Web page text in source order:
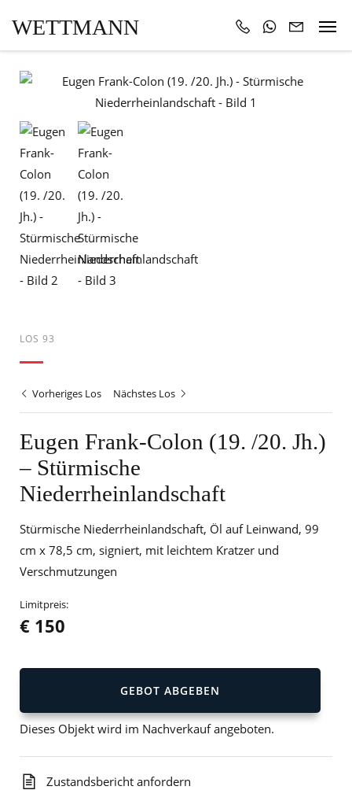
WETTMANN
LOS 93
Vorheriges Los Nächstes Los
Eugen Frank-Colon (19. /20. Jh.)
– Stürmische
Niederrheinlandschaft
Stürmische Niederrheinlandschaft, Öl auf Leinwand, 99
cm x 78,5 cm, signiert, mit leichtem Kratzer und
Verschmutzungen
Limitpreis:
€ 150
GEBOT ABGEBEN
Dieses Objekt wird im Nachverkauf angeboten.
Zustandsbericht anfordern